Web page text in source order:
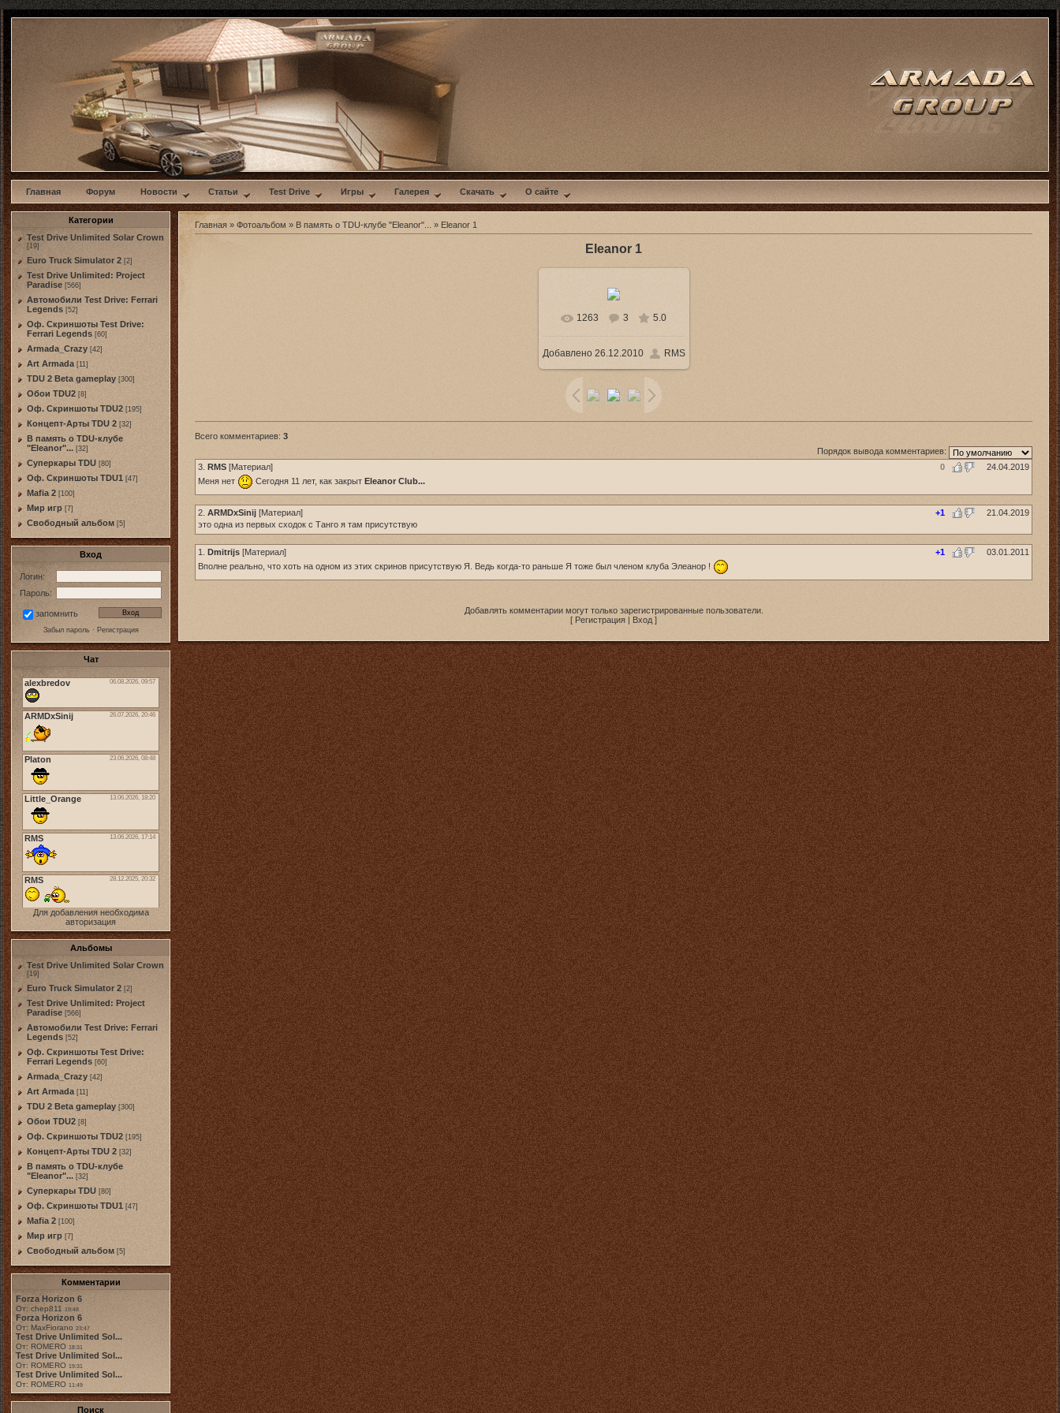
w
Главная Форум Новости Статьи Test Drive Игры Галерея Скачать О сайте
Категории
Test Drive Unlimited Solar Crown
[19]
Euro Truck Simulator 2 [2]
Test Drive Unlimited: Project
Paradise [566]
Автомобили Test Drive: Ferrari
Legends [52]
Оф. Скриншоты Test Drive:
Ferrari Legends [60]
Armada_Crazy [42]
Art Armada [11]
TDU 2 Beta gameplay [300]
Обои TDU2 [8]
Оф. Скриншоты TDU2 [195]
Концепт-Арты TDU 2 [32]
В память о TDU-клубе
"Eleanor"... [32]
Суперкары TDU [80]
Оф. Скриншоты TDU1 [47]
Mafia 2 [100]
Мир игр [7]
Свободный альбом [5]
Вход
Логин:
Пароль:
запомнить
Забыл пароль· Регистрация
Чат
Для добавления необходима
авторизация
Альбомы
Test Drive Unlimited Solar Crown
[19]
Euro Truck Simulator 2 [2]
Test Drive Unlimited: Project
Paradise [566]
Автомобили Test Drive: Ferrari
Legends [52]
Оф. Скриншоты Test Drive:
Ferrari Legends [60]
Armada_Crazy [42]
Art Armada [11]
TDU 2 Beta gameplay [300]
Обои TDU2 [8]
Оф. Скриншоты TDU2 [195]
Концепт-Арты TDU 2 [32]
В память о TDU-клубе
"Eleanor"... [32]
Суперкары TDU [80]
Оф. Скриншоты TDU1 [47]
Mafia 2 [100]
Мир игр [7]
Свободный альбом [5]
Комментарии
Forza Horizon 6
От: chep811 19:48
Forza Horizon 6
От: MaxFiorano 23:47
Test Drive Unlimited Sol...
От: ROMERO 18:31
Test Drive Unlimited Sol...
От: ROMERO 19:31
Test Drive Unlimited Sol...
От: ROMERO 11:49
Поиск
Главная » Фотоальбом » В память о TDU-клубе "Eleanor"... » Eleanor 1
Eleanor 1
В реальном размере
1024x576/ 426.6Kb
1263 3 5.0
Добавлено26.12.2010 RMS
Всего комментариев: 3
Порядок вывода комментариев:
0
24.04.2019
3. RMS [Материал]
Меня нет
Сегодня 11 лет, как закрыт Eleanor Club...
+1 21.04.2019
2. ARMDxSinij [Материал]
это одна из первых сходок с Танго я там присутствую
+1 03.01.2011
1. Dmitrijs [Материал]
Вполне реально, что хоть на одном из этих скринов присутствую Я. Ведь когда-то раньше Я тоже был членом клуба Элеанор !
Добавлять комментарии могут только зарегистрированные пользователи.
[ Регистрация | Вход ]